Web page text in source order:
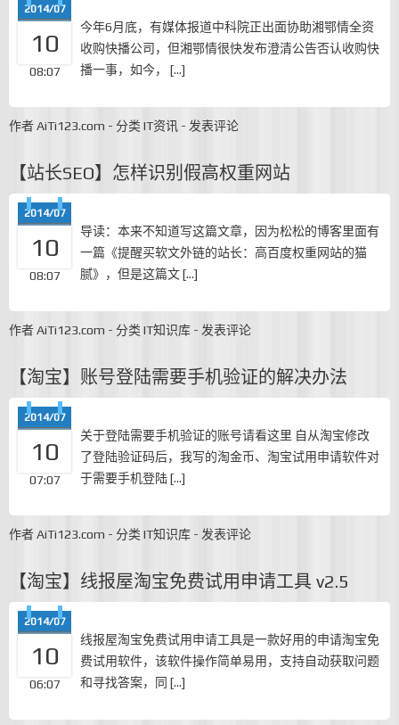
2014/07
10
08:07
今年6月底，有媒体报道中科院正出面协助湘鄂情全资
收购快播公司，但湘鄂情很快发布澄清公告否认收购快
播一事，如今， […]
作者AiTi123.com - 分类 IT资讯 - 发表评论
【站长SEO】怎样识别假高权重网站
2014/07
10
08:07
导读：本来不知道写这篇文章，因为松松的博客里面有
一篇《提醒买软文外链的站长：高百度权重网站的猫
腻》，但是这篇文 […]
作者AiTi123.com - 分类 IT知识库 - 发表评论
【淘宝】账号登陆需要手机验证的解决办法
2014/07
10
07:07
关于登陆需要手机验证的账号请看这里 自从淘宝修改
了登陆验证码后，我写的淘金币、淘宝试用申请软件对
于需要手机登陆 […]
作者AiTi123.com - 分类 IT知识库 - 发表评论
【淘宝】线报屋淘宝免费试用申请工具 v2.5
2014/07
10
06:07
线报屋淘宝免费试用申请工具是一款好用的申请淘宝免
费试用软件，该软件操作简单易用，支持自动获取问题
和寻找答案，同 […]